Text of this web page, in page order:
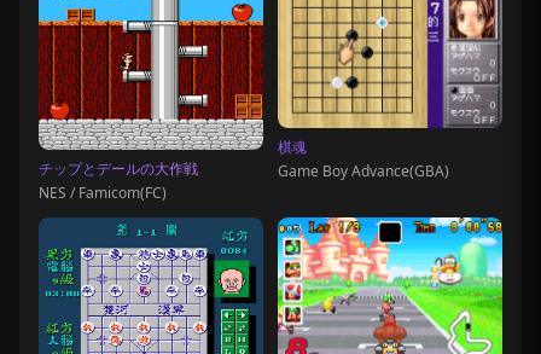
チップとデールの大作戦
NES / Famicom(FC)
棋魂
Game Boy Advance(GBA)